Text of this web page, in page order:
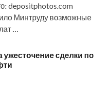
depositphotos.com
Минтруду возможные
…
сделки по